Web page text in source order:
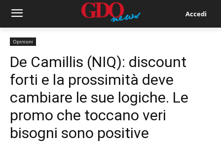
Accedi
Opinioni
De Camillis (NIQ): discount
forti e la prossimità deve
cambiare le sue logiche. Le
promo che toccano veri
bisogni sono positive